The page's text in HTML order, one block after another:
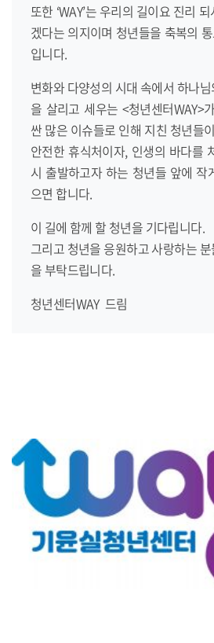
또한 ‘WAY’는 우리의 길이요 진리
겠다는 의지이며 청년들을 축복의
입니다.
변화와 다양성의 시대 속에서 하나
을 살리고 세우는 <청년센터WAY>
싼 많은 이슈들로 인해 지친 청년들
안전한 휴식처이자, 인생의 바다를
시 출발하고자 하는 청년들 앞에 작
으면 합니다.
이 길에 함께 할 청년을 기다립니다.
그리고 청년을 응원하고 사랑하는
을 부탁드립니다.
청년센터WAY 드림